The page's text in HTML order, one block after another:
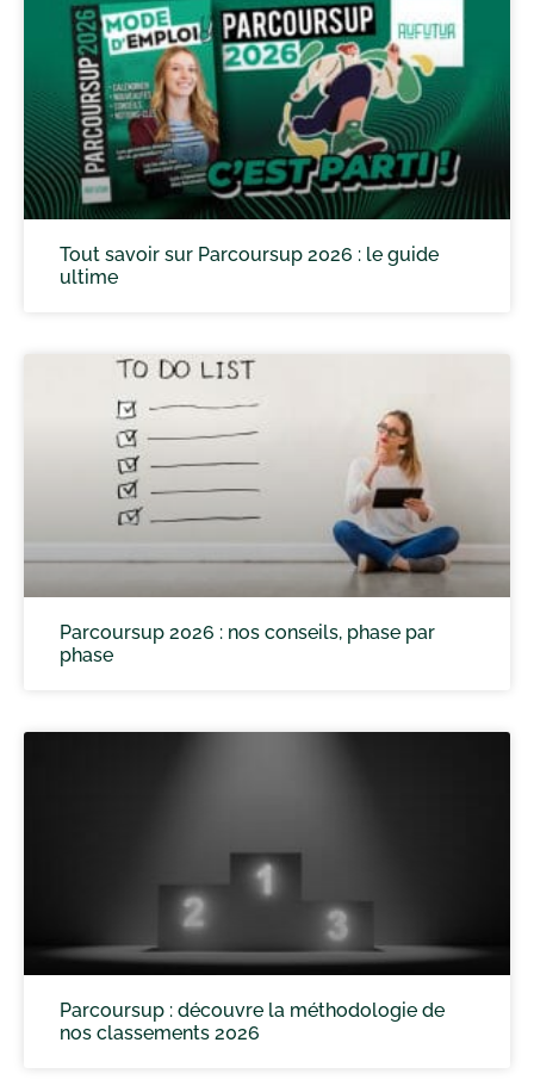
Tout savoir sur Parcoursup 2026 : le guide
ultime
Parcoursup 2026 : nos conseils, phase par
phase
Parcoursup : découvre la méthodologie de
nos classements 2026